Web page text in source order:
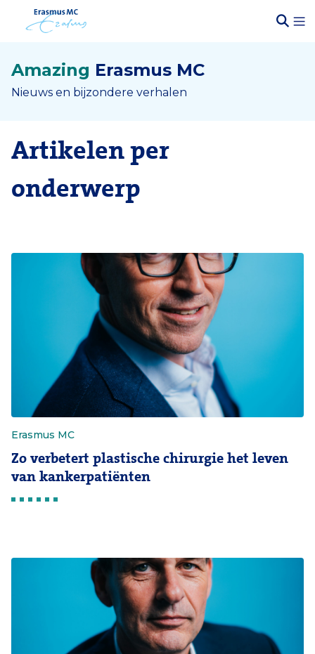
Amazing Erasmus MC
Nieuws en bijzondere verhalen
Artikelen per
onderwerp
Erasmus MC
Zo verbetert plastische chirurgie het leven
van kankerpatiënten